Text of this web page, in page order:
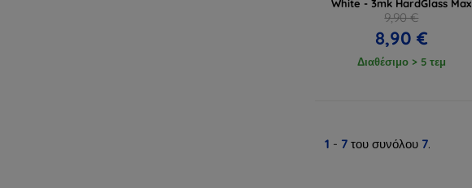
White - 3mk HardGlass Max
9,90 €
8,90 €
Διαθέσιμο > 5 τεμ
1 - 7 του συνόλου 7.